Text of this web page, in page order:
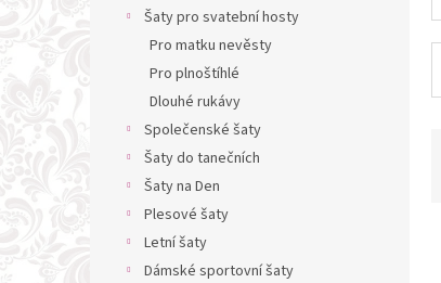
Šaty pro svatební hosty
Pro matku nevěsty
Pro plnoštíhlé
Dlouhé rukávy
Společenské šaty
Šaty do tanečních
Šaty na Den
Plesové šaty
Letní šaty
Dámské sportovní šaty